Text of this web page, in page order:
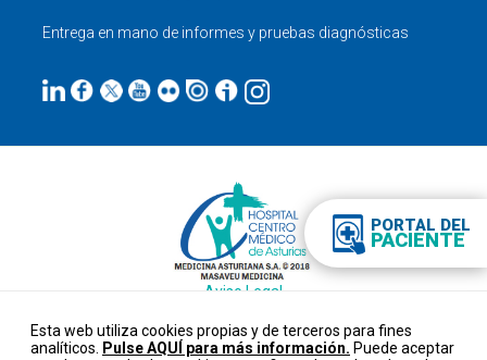
PORTAL DEL
PACIENTE
Entrega en mano de informes y pruebas diagnósticas
Aviso Legal
Cookies
Configurar cookies
Esta web utiliza cookies propias y de terceros para fines
analíticos.
Pulse AQUÍ para más información. Puede aceptar